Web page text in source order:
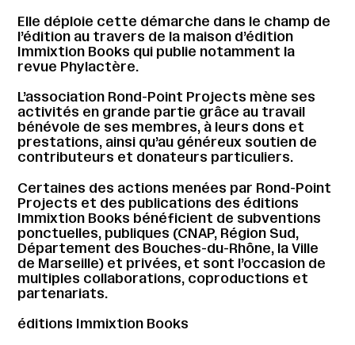
Elle déploie cette démarche dans le champ de
l’édition au travers de la maison d’édition
Immixtion Books qui publie notamment la
revue Phylactère.
L’association Rond-Point Projects mène ses
activités en grande partie grâce au travail
bénévole de ses membres, à leurs dons et
prestations, ainsi qu’au généreux soutien de
contributeurs et donateurs particuliers.
Certaines des actions menées par Rond-Point
Projects et des publications des éditions
Immixtion Books bénéficient de subventions
ponctuelles, publiques (CNAP, Région Sud,
Département des Bouches-du-Rhône, la Ville
de Marseille) et privées, et sont l’occasion de
multiples collaborations, coproductions et
partenariats.
éditions Immixtion Books